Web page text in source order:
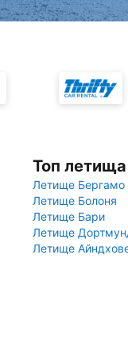
Топ
Летище Бергамо
Летище Болоня
Летище Бари
Летище
Летище